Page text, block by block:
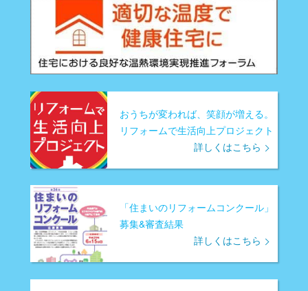
おうちが変われば、笑顔が増える。
リフォームで生活向上プロジェクト
詳しくはこちら
「住まいのリフォームコンクール」
募集&審査結果
詳しくはこちら